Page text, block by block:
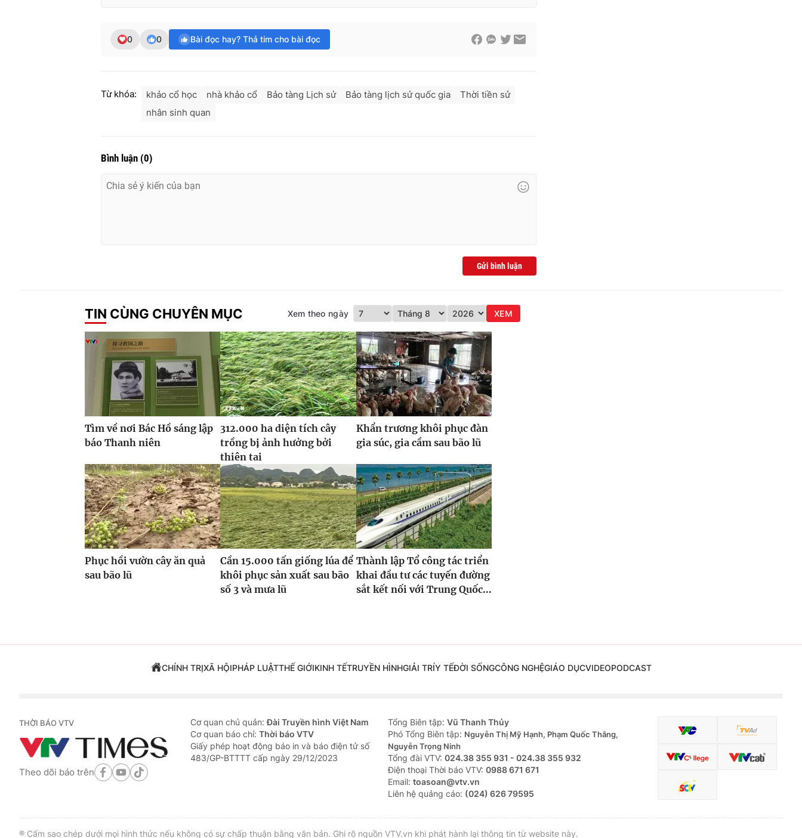
0 0 Bài đọc hay? Thả tim cho bài đọc
Từ khóa: khảo cổ học nhà khảo cổ Bảo tàng Lịch sử Bảo tàng lịch sử quốc gia
Thời tiền sử
nhân sinh quan
Bình luận (0)
Gửi bình luận
TIN CÙNG CHUYÊN MỤC Xem theo ngày XEM
Tìm về nơi Bác Hồ sáng lập
báo Thanh niên
312.000 ha diện tích cây
trồng bị ảnh hưởng bởi
thiên tai
Khẩn trương khôi phục đàn
gia súc, gia cầm sau bão lũ
Phục hồi vườn cây ăn quả
sau bão lũ
Cần 15.000 tấn giống lúa để
khôi phục sản xuất sau bão
số 3 và mưa lũ
Thành lập Tổ công tác triển
khai đầu tư các tuyến đường
sắt kết nối với Trung Quốc...
CHÍNH TRỊXÃ HỘIPHÁP LUẬTTHẾ GIỚIKINH TẾTRUYỀN HÌNHGIẢI TRÍY TẾĐỜI SỐNGCÔNG NGHỆGIÁO DỤCVIDEOPODCAST
THỜI BÁO VTV
Theo dõi báo trên
Cơ quan chủ quản:Đài Truyền hình Việt Nam
Cơ quan báo chí: Thời báo VTV
Giấy phép hoạt động báo in và báo điện tử số
483/GP-BTTTT cấp ngày 29/12/2023
Tổng Biên tập: Vũ Thanh Thủy
Phó Tổng Biên tập: Nguyễn Thị Mỹ Hạnh, Phạm Quốc Thắng,
Nguyễn Trọng Ninh
Tổng đài VTV: 024.38 355 931 - 024.38 355 932
Ðiện thoại Thời báo VTV: 0988 671 671
Email: toasoan@vtv.vn
Liên hệ quảng cáo: (024) 626 79595
® Cấm sao chép dưới mọi hình thức nếu không có sự chấp thuận bằng văn bản. Ghi rõ nguồn VTV.vn khi phát hành lại thông tin từ website này.